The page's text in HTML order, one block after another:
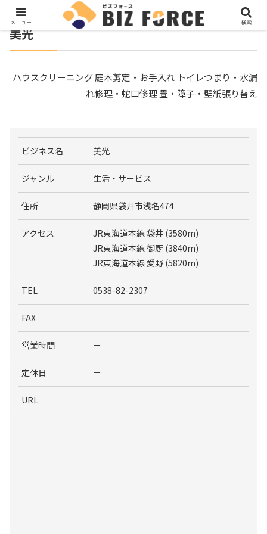
美光
ハウスクリーニング 庭木剪定・お手入れ トイレつまり・水漏
れ修理・蛇口修理 畳・障子・壁紙張り替え
ビジネス名 美光
ジャンル 生活・サービス
住所 静岡県袋井市浅名474
アクセス
JR東海道本線 袋井 (3580m)
JR東海道本線 御厨 (3840m)
JR東海道本線 愛野 (5820m)
TEL 0538-82-2307
FAX －
営業時間 －
定休日 －
URL －
メニュー 検索